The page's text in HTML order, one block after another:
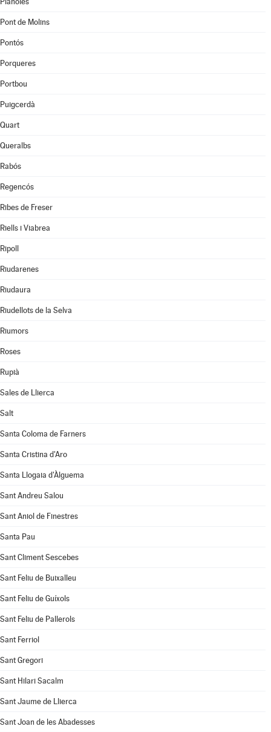
Pont de Molins
Pontós
Porqueres
Portbou
Puigcerdà
Quart
Queralbs
Rabós
Regencós
Ribes de Freser
Riells i Viabrea
Ripoll
Riudarenes
Riudaura
Riudellots de la Selva
Riumors
Roses
Rupià
Sales de Llierca
Salt
Santa Coloma de Farners
Santa Cristina d'Aro
Santa Llogaia d'Àlguema
Sant Andreu Salou
Sant Aniol de Finestres
Santa Pau
Sant Climent Sescebes
Sant Feliu de Buixalleu
Sant Feliu de Guíxols
Sant Feliu de Pallerols
Sant Ferriol
Sant Gregori
Sant Hilari Sacalm
Sant Jaume de Llierca
Sant Joan de les Abadesses